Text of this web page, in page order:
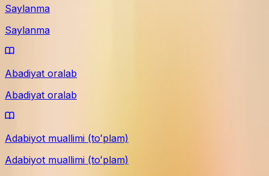
Saylanma
Saylanma
Abadiyat oralab
Abadiyat oralab
Adabiyot muallimi (toʻplam)
Adabiyot muallimi (toʻplam)